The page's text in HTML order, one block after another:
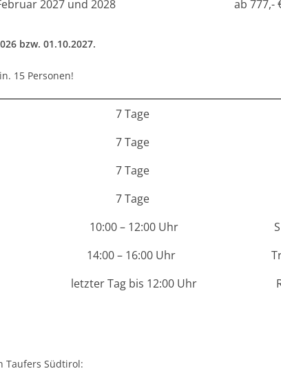
2027 und 2028
ab 777,-
bzw. 01.10.2027.
15 Personen!
7 Tage
7 Tage
7 Tage
7 Tage
10:00 – 12:00 Uhr
14:00 – 16:00 Uhr
letzter Tag bis 12:00 Uhr
Taufers Südtirol: